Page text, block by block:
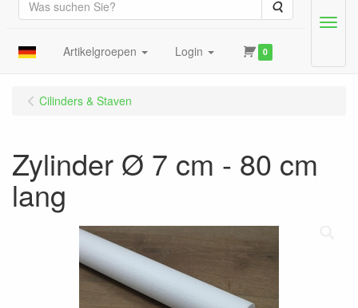
Suche
Artikelgroepen Login 0
Menu
Cilinders & Staven
Zylinder Ø 7 cm - 80 cm
lang